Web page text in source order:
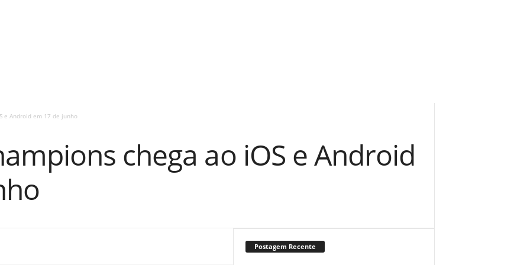
e Android em 17 de junho
chega ao iOS e Android
Postagem Recente